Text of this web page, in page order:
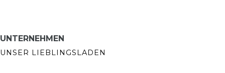
UNTERNEHMEN
UNSER LIEBLINGSLADEN